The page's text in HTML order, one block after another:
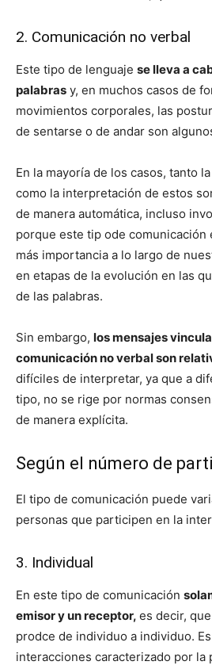
2. Comunicación no verbal
Este tipo de lenguaje se lleva a
palabras y, en muchos casos de
movimientos corporales, las
de sentarse o de andar son
En la mayoría de los casos, tanto
como la interpretación de estos
de manera automática, incluso
porque este tip ode comunicación
más importancia a lo largo de
en etapas de la evolución en las
de las palabras.
Sin embargo, los mensajes
comunicación no verbal son
difíciles de interpretar, ya que a
tipo, no se rige por normas
de manera explícita.
Según el número de
El tipo de comunicación puede
personas que participen en la
3. Individual
En este tipo de comunicación
emisor y un receptor, es decir,
prodce de individuo a individuo.
interacciones caracterizado por la